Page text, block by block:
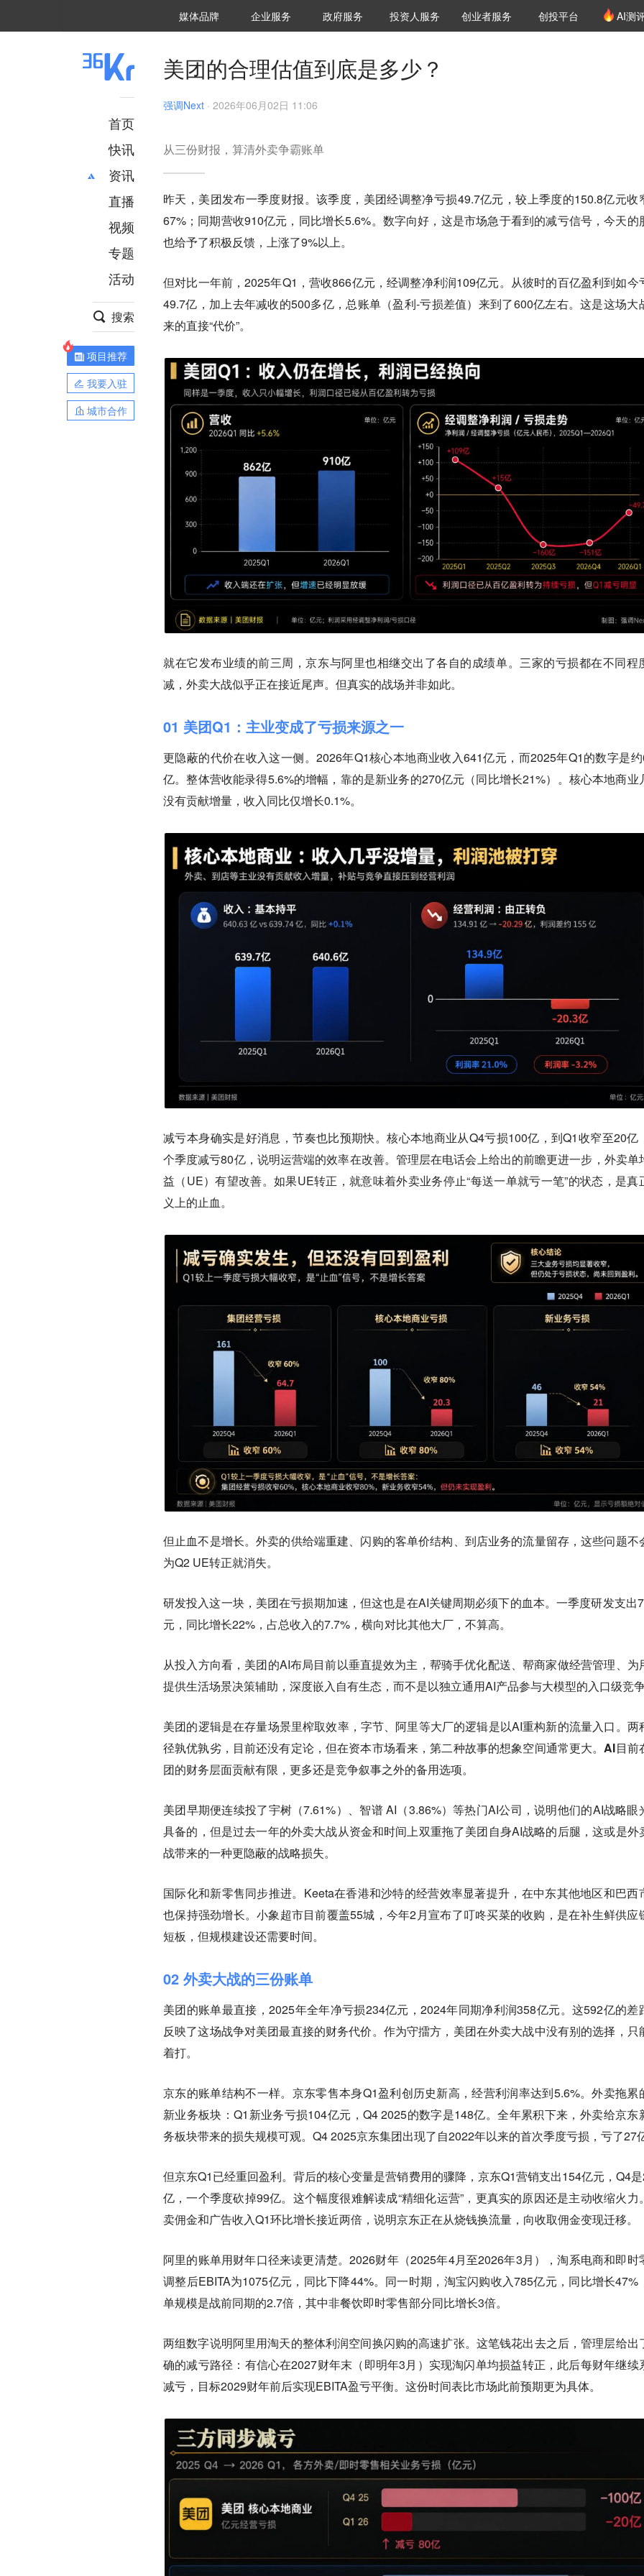
媒体品牌 36Kr研究院
企业服务 城市之窗
政府服务 VClub投资机构库
投资机构职位推介
投资人服务 创投氪堂
创业者服务 创投平台 AI测
首页
快讯
资讯
推荐
财经
项目推荐
安徽
直播
视频
专题
活动
搜索
项目推荐
我要入驻
城市合作
美团的合理估值到底是多少？
强调Next · 2026年06月02日 11:06
从三份财报，算清外卖争霸账单
昨天，美团发布一季度财报。该季度，美团经调整净亏损49.7亿元，较上季度的150.8亿元收
67%；同期营收910亿元，同比增长5.6%。数字向好，这是市场急于看到的减亏信号，今天的
也给予了积极反馈，上涨了9%以上。
但对比一年前，2025年Q1，营收866亿元，经调整净利润109亿元。从彼时的百亿盈利到如今
49.7亿，加上去年减收的500多亿，总账单（盈利-亏损差值）来到了600亿左右。这是这场大
来的直接“代价”。
就在它发布业绩的前三周，京东与阿里也相继交出了各自的成绩单。三家的亏损都在不同程
减，外卖大战似乎正在接近尾声。但真实的战场并非如此。
01 美团Q1：主业变成了亏损来源之一
更隐蔽的代价在收入这一侧。2026年Q1核心本地商业收入641亿元，而2025年Q1的数字是
亿。整体营收能录得5.6%的增幅，靠的是新业务的270亿元（同比增长21%）。核心本地商业
没有贡献增量，收入同比仅增长0.1%。
减亏本身确实是好消息，节奏也比预期快。核心本地商业从Q4亏损100亿，到Q1收窄至20亿
个季度减亏80亿，说明运营端的效率在改善。管理层在电话会上给出的前瞻更进一步，外卖单
益（UE）有望改善。如果UE转正，就意味着外卖业务停止“每送一单就亏一笔”的状态，是真
义上的止血。
但止血不是增长。外卖的供给端重建、闪购的客单价结构、到店业务的流量留存，这些问题不
为Q2 UE转正就消失。
研发投入这一块，美团在亏损期加速，但这也是在AI关键周期必须下的血本。一季度研发支出
元，同比增长22%，占总收入的7.7%，横向对比其他大厂，不算高。
从投入方向看，美团的AI布局目前以垂直提效为主，帮骑手优化配送、帮商家做经营管理、为
提供生活场景决策辅助，深度嵌入自有生态，而不是以独立通用AI产品参与大模型的入口级竞争
美团的逻辑是在存量场景里榨取效率，字节、阿里等大厂的逻辑是以AI重构新的流量入口。两
径孰优孰劣，目前还没有定论，但在资本市场看来，第二种故事的想象空间通常更大。AI目前
团的财务层面贡献有限，更多还是竞争叙事之外的备用选项。
美团早期便连续投了宇树（7.61%）、智谱 AI（3.86%）等热门AI公司，说明他们的AI战略眼
具备的，但是过去一年的外卖大战从资金和时间上双重拖了美团自身AI战略的后腿，这或是外
战带来的一种更隐蔽的战略损失。
国际化和新零售同步推进。Keeta在香港和沙特的经营效率显著提升，在中东其他地区和巴西
也保持强劲增长。小象超市目前覆盖55城，今年2月宣布了叮咚买菜的收购，是在补生鲜供应
短板，但规模建设还需要时间。
02 外卖大战的三份账单
美团的账单最直接，2025年全年净亏损234亿元，2024年同期净利润358亿元。这592亿的差
反映了这场战争对美团最直接的财务代价。 作为守擂方，美团在外卖大战中没有别的选择，只
着打。
京东的账单结构不一样。京东零售本身Q1盈利创历史新高，经营利润率达到5.6%。外卖拖累
新业务板块：Q1新业务亏损104亿元，Q4 2025的数字是148亿。全年累积下来，外卖给京东
务板块带来的损失规模可观。Q4 2025京东集团出现了自2022年以来的首次季度亏损，亏了27亿
但京东Q1已经重回盈利。背后的核心变量是营销费用的骤降，京东Q1营销支出154亿元，Q4
亿，一个季度砍掉99亿。这个幅度很难解读成“精细化运营”，更真实的原因还是主动收缩火力
卖佣金和广告收入Q1环比增长接近两倍，说明京东正在从烧钱换流量，向收取佣金变现迁移。
阿里的账单用财年口径来读更清楚。2026财年（2025年4月至2026年3月），淘系电商和即时
调整后EBITA为1075亿元，同比下降44%。同一时期，淘宝闪购收入785亿元，同比增长47%
单规模是战前同期的2.7倍，其中非餐饮即时零售部分同比增长3倍。
两组数字说明阿里用淘天的整体利润空间换闪购的高速扩张。这笔钱花出去之后，管理层给出
确的减亏路径：有信心在2027财年末（即明年3月）实现淘闪单均损益转正，此后每财年继续
减亏，目标2029财年前后实现EBITA盈亏平衡。这份时间表比市场此前预期更为具体。